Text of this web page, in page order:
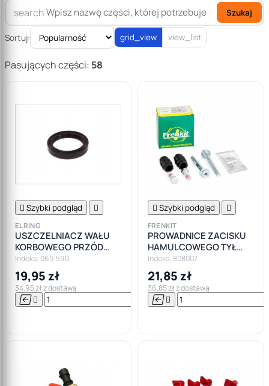
search Szukaj
Sortuj: grid_view view_list
Pasujących części: 58
 Szybki podgląd 
ELRING
USZCZELNIACZ WAŁU
KORBOWEGO PRZÓD
OPEL INSIGNIA ZAFIRA
ASTRA 1.9 2.0 CDTI
Indeks: 069.590
19,95 zł
34,95 zł z dostawą
  

 Szybki podgląd 
FRENKIT
PROWADNICE ZACISKU
HAMULCOWEGO TYŁ
CITROEN PEUGEOT
Indeks: 808007
21,85 zł
36,85 zł z dostawą
 